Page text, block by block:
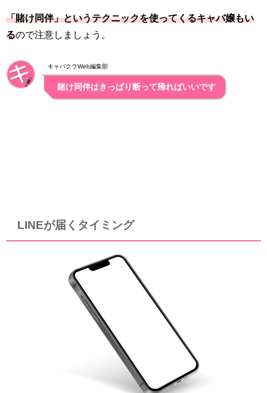
「賭け同伴」というテクニックを使ってくるキャバ嬢もい
るので注意しましょう。
キャバクラWeb編集部
賭け同伴はきっぱり断って帰ればいいです
LINEが届くタイミング